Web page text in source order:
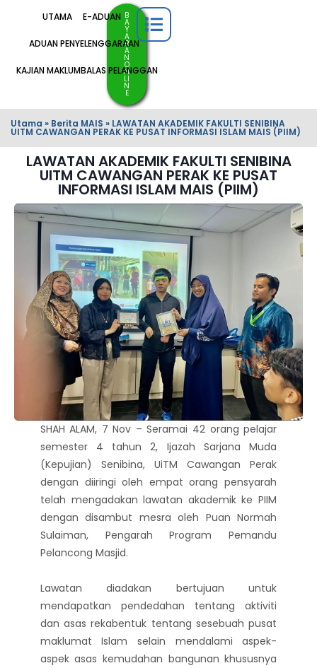
UTAMA E-ADUAN
ADUAN PENYELENGGARAAN
KAJIAN MAKLUMBALAS PELANGGAN
B
A
Y
A
R
A
N
O
N
LI
N
E
Utama » Berita MAIS » LAWATAN AKADEMIK FAKULTI SENIBINA
UITM CAWANGAN PERAK KE PUSAT INFORMASI ISLAM MAIS (PIIM)
LAWATAN AKADEMIK FAKULTI SENIBINA
UITM CAWANGAN PERAK KE PUSAT
INFORMASI ISLAM MAIS (PIIM)
SHAH ALAM, 7 Nov – Seramai 42 orang pelajar
semester 4 tahun 2, Ijazah Sarjana Muda
(Kepujian) Senibina, UiTM Cawangan Perak
dengan diiringi oleh empat orang pensyarah
telah mengadakan lawatan akademik ke PIIM
dengan disambut mesra oleh Puan Normah
Sulaiman, Pengarah Program Pemandu
Pelancong Masjid.
Lawatan diadakan bertujuan untuk
mendapatkan pendedahan tentang aktiviti
dan asas rekabentuk tentang sesebuah pusat
maklumat Islam selain mendalami aspek-
aspek asas kemudahan bangunan khususnya